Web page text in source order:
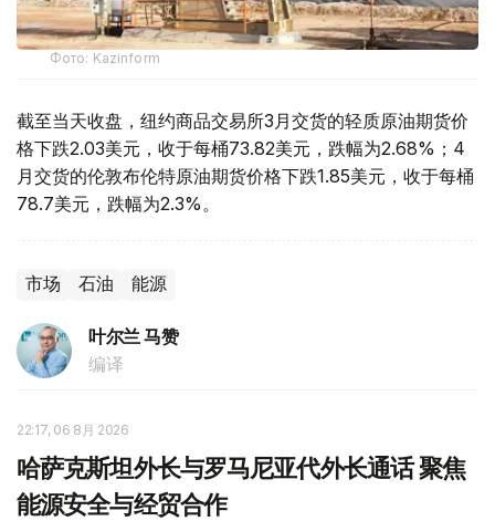
Фото: Kazinform
截至当天收盘，纽约商品交易所3月交货的轻质原油期货价
格下跌2.03美元，收于每桶73.82美元，跌幅为2.68%；4
月交货的伦敦布伦特原油期货价格下跌1.85美元，收于每桶
78.7美元，跌幅为2.3%。
市场 石油 能源
叶尔兰 马赞
编译
22:17, 06 8月 2026
哈萨克斯坦外长与罗马尼亚代外长通话 聚焦
能源安全与经贸合作